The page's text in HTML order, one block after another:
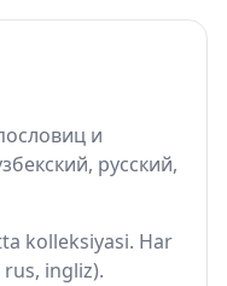
и
русский,
kolleksiyasi. Har
ingliz).